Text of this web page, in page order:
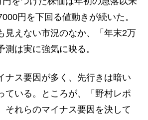
円を下回る値動きが続いた。
見えない市況のなか、「年末2万
測は実に強気に映る。
ナス要因が多く、先行きは暗い
ている。ところが、「野村レポ
それらのマイナス要因を決して